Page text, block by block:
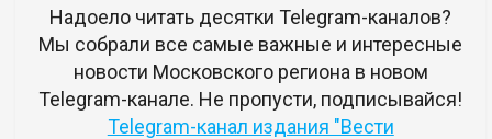
Надоело читать десятки Telegram-каналов?
Мы собрали все самые важные и интересные
новости Московского региона в новом
Telegram-канале. Не пропусти, подписывайся!
Telegram-канал издания "Вести